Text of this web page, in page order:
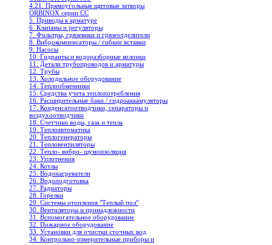
4.21. Прямоугольные щитовые затворы
ORBINOX серии CC
5. Приводы к арматуре
6. Клапаны и регуляторы
7. Фильтры, грязевики и грязеотделители
8. Виброкомпенсаторы / гибкие вставки
9. Насосы
10. Гидранты и водоразборные колонки
11. Детали трубопроводов и арматуры
12. Трубы
13. Холодильное oборудование
14. Теплообменники
15. Средства учета теплопотребления
16. Расширительные баки / гидроаккамуляторы
17. Конденсатоотводчики, сепараторы и
воздухоотводчики
18. Счетчики воды, газа и тепла
19. Теплоавтоматика
20. Теплогенераторы
21. Тепловентиляторы
22. Тепло- вибро- шумоизоляция
23. Уплотнения
24. Котлы
25. Водонагреватели
26. Водоподготовка
27. Радиаторы
28. Горелки
29. Системы отопления "Теплый пол"
30. Вентиляторы и принадлежности
31. Вспомогательное оборудование
32. Пожарное оборудование
33. Установки для очистки сточных вод
34. Контрольно-измерительные приборы и